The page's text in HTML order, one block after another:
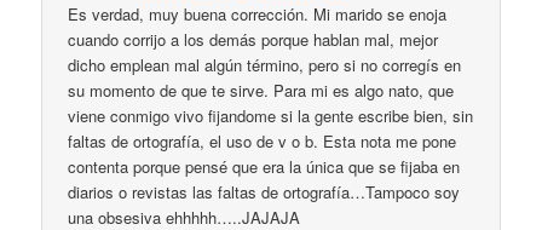
Es verdad, muy buena corrección. Mi marido se enoja
cuando corrijo a los demás porque hablan mal, mejor
dicho emplean mal algún término, pero si no corregís en
su momento de que te sirve. Para mi es algo nato, que
viene conmigo vivo fijandome si la gente escribe bien, sin
faltas de ortografía, el uso de v o b. Esta nota me pone
contenta porque pensé que era la única que se fijaba en
diarios o revistas las faltas de ortografía…Tampoco soy
una obsesiva ehhhhh…..JAJAJA